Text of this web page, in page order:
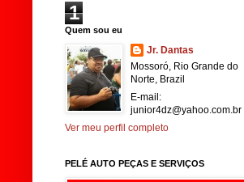
1
Quem sou eu
Jr. Dantas
Mossoró, Rio Grande do
Norte, Brazil
E-mail:
junior4dz@yahoo.com.br
Ver meu perfil completo
PELÉ AUTO PEÇAS E SERVIÇOS